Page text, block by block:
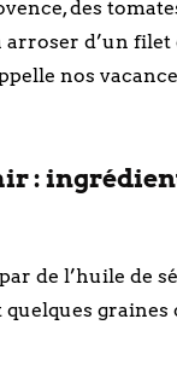
des
arroser d’un filet
nos
:
de l’huile de
graines